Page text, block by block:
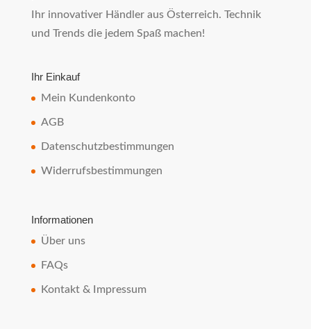
Ihr innovativer Händler aus Österreich. Technik
und Trends die jedem Spaß machen!
Ihr Einkauf
Mein Kundenkonto
AGB
Datenschutzbestimmungen
Widerrufsbestimmungen
Informationen
Über uns
FAQs
Kontakt & Impressum